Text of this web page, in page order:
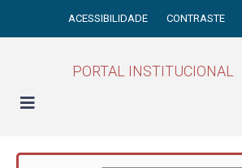
ACESSIBILIDADE CONTRASTE
PORTAL INSTITUCIONAL